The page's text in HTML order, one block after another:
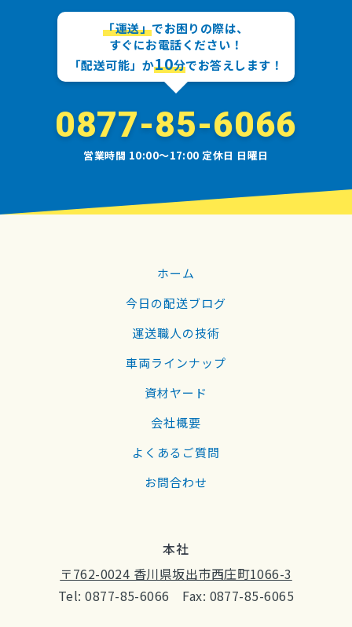
「運送」でお困りの際は、
すぐにお電話ください！
「配送可能」か10分でお答えします！
0877-85-6066
営業時間 10:00〜17:00 定休日 日曜日
ホーム
今日の配送ブログ
運送職人の技術
車両ラインナップ
資材ヤード
会社概要
よくあるご質問
お問合わせ
本社
〒762-0024 香川県坂出市西庄町1066-3
Tel: 0877-85-6066 Fax: 0877-85-6065